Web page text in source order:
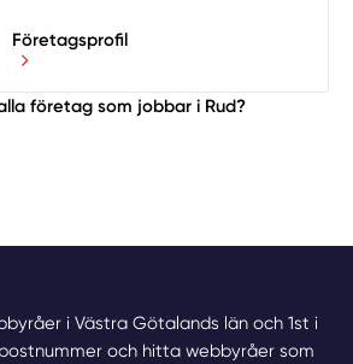
Företagsprofil
företag som jobbar i Rud?
i Västra Götalands län och 1st i
och hitta webbyråer som